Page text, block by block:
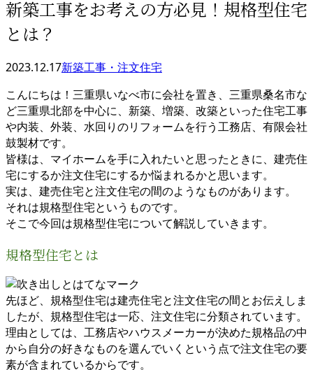
新築工事をお考えの方必見！規格型住宅
とは？
2023.12.17新築工事・注文住宅
こんにちは！三重県いなべ市に会社を置き、三重県桑名市な
ど三重県北部を中心に、新築、増築、改築といった住宅工事
や内装、外装、水回りのリフォームを行う工務店、有限会社
鼓製材です。
皆様は、マイホームを手に入れたいと思ったときに、建売住
宅にするか注文住宅にするか悩まれるかと思います。
実は、建売住宅と注文住宅の間のようなものがあります。
それは規格型住宅というものです。
そこで今回は規格型住宅について解説していきます。
規格型住宅とは
先ほど、規格型住宅は建売住宅と注文住宅の間とお伝えしま
したが、規格型住宅は一応、注文住宅に分類されています。
理由としては、工務店やハウスメーカーが決めた規格品の中
から自分の好きなものを選んでいくという点で注文住宅の要
素が含まれているからです。